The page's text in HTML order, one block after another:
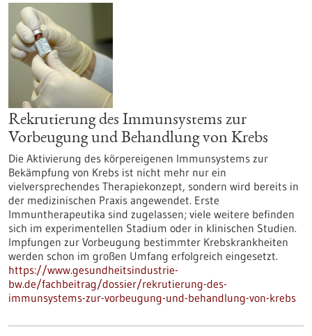
Rekrutierung des Immunsystems zur
Vorbeugung und Behandlung von Krebs
Die Aktivierung des körpereigenen Immunsystems zur
Bekämpfung von Krebs ist nicht mehr nur ein
vielversprechendes Therapiekonzept, sondern wird bereits in
der medizinischen Praxis angewendet. Erste
Immuntherapeutika sind zugelassen; viele weitere befinden
sich im experimentellen Stadium oder in klinischen Studien.
Impfungen zur Vorbeugung bestimmter Krebskrankheiten
werden schon im großen Umfang erfolgreich eingesetzt.
https://www.gesundheitsindustrie-
bw.de/fachbeitrag/dossier/rekrutierung-des-
immunsystems-zur-vorbeugung-und-behandlung-von-krebs